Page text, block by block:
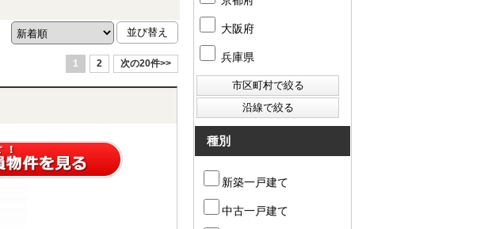
1 2 次の20件>>
大阪府
兵庫県
種別
新築一戸建て
中古一戸建て